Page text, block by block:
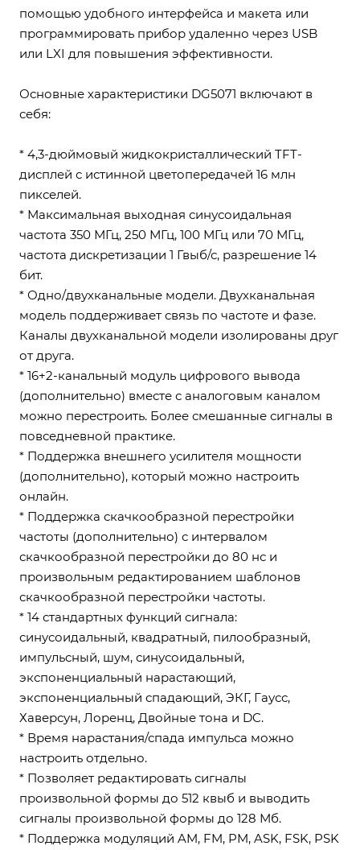
помощью удобного интерфейса и макета или
программировать прибор удаленно через USB
или LXI для повышения эффективности.
Основные характеристики DG5071 включают в
себя:
* 4,3-дюймовый жидкокристаллический TFT-
дисплей с истинной цветопередачей 16 млн
пикселей.
* Максимальная выходная синусоидальная
частота 350 МГц, 250 МГц, 100 МГц или 70 МГц,
частота дискретизации 1 Гвыб/с, разрешение 14
бит.
* Одно/двухканальные модели. Двухканальная
модель поддерживает связь по частоте и фазе.
Каналы двухканальной модели изолированы друг
от друга.
* 16+2-канальный модуль цифрового вывода
(дополнительно) вместе с аналоговым каналом
можно перестроить. Более смешанные сигналы в
повседневной практике.
* Поддержка внешнего усилителя мощности
(дополнительно), который можно настроить
онлайн.
* Поддержка скачкообразной перестройки
частоты (дополнительно) с интервалом
скачкообразной перестройки до 80 нс и
произвольным редактированием шаблонов
скачкообразной перестройки частоты.
* 14 стандартных функций сигнала:
синусоидальный, квадратный, пилообразный,
импульсный, шум, синусоидальный,
экспоненциальный нарастающий,
экспоненциальный спадающий, ЭКГ, Гаусс,
Хаверсун, Лоренц, Двойные тона и DC.
* Время нарастания/спада импульса можно
настроить отдельно.
* Позволяет редактировать сигналы
произвольной формы до 512 квыб и выводить
сигналы произвольной формы до 128 Мб.
* Поддержка модуляций AM, FM, PM, ASK, FSK, PSK